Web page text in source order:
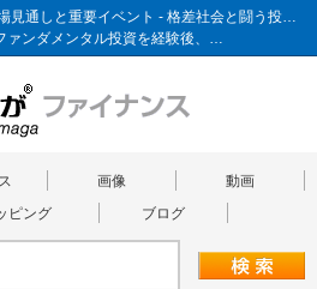
とれまがファイナンス - 6/1の相場見通しと重要イベント - 格差社会と闘う投資術
ァンダメンタル投資を経験後、…
画像
動画
ピング ブログ